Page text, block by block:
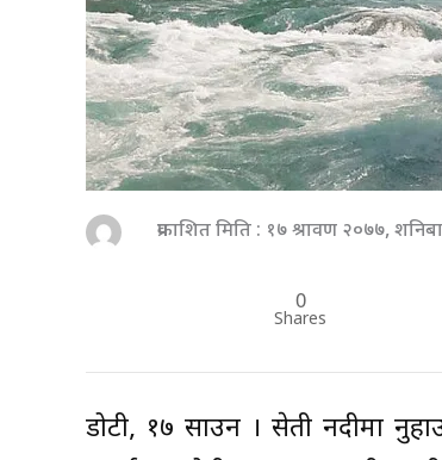
प्रकाशित मिति : १७ श्रावण २०७७,
0
Shares
डोटी, १७ साउन । सेती नदीमा